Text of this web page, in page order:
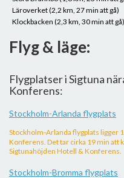
Läroverket (2,2 km, 27 min att gå)
Klockbacken (2,3 km, 30 min att gå)
Flyg & läge:
Flygplatser i Sigtuna
Konferens:
Stockholm-Arlanda flygplats
Stockholm-Arlanda flygplats ligger
Konferens. Det tar cirka 19 min att
Sigtunahöjden Hotell & Konferens.
Stockholm-Bromma flygplats